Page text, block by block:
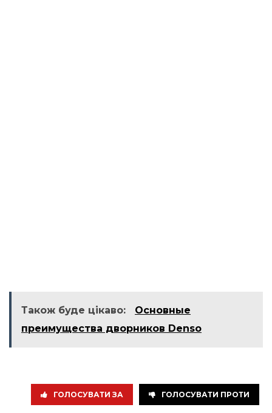
Також буде цікаво:
Основные
преимущества дворников Denso
ГОЛОСУВАТИ ЗА ГОЛОСУВАТИ ПРОТИ